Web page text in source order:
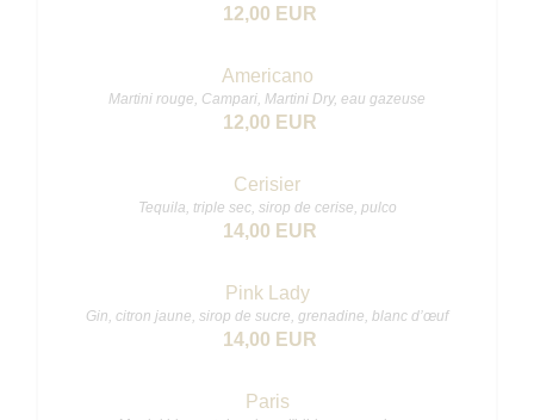
12,00 EUR
Americano
Martini rouge, Campari, Martini Dry, eau gazeuse
12,00 EUR
Cerisier
Tequila, triple sec, sirop de cerise, pulco
14,00 EUR
Pink Lady
Gin, citron jaune, sirop de sucre, grenadine, blanc d’œuf
14,00 EUR
Paris